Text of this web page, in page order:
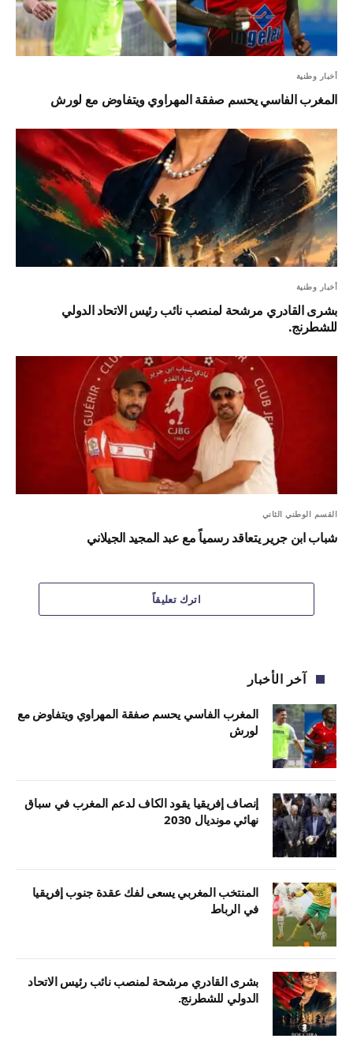
أخبار وطنية
المغرب الفاسي يحسم صفقة المهراوي ويتفاوض مع لورش
أخبار وطنية
بشرى القادري مرشحة لمنصب نائب رئيس الاتحاد الدولي
للشطرنج.
القسم الوطني الثاني
شباب ابن جرير يتعاقد رسمياً مع عبد المجيد الجيلاني
اترك تعليقاً
آخر الأخبار
المغرب الفاسي يحسم صفقة المهراوي ويتفاوض مع
لورش
إنصاف إفريقيا يقود الكاف لدعم المغرب في سباق
نهائي مونديال 2030
المنتخب المغربي يسعى لفك عقدة جنوب إفريقيا
في الرباط
بشرى القادري مرشحة لمنصب نائب رئيس الاتحاد
الدولي للشطرنج.